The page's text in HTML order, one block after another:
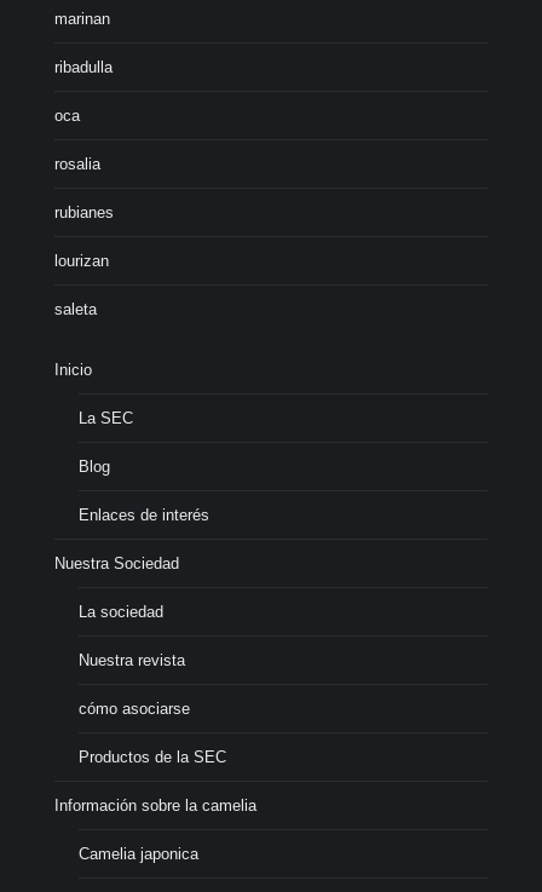
marinan
ribadulla
oca
rosalia
rubianes
lourizan
saleta
Inicio
La SEC
Blog
Enlaces de interés
Nuestra Sociedad
La sociedad
Nuestra revista
cómo asociarse
Productos de la SEC
Información sobre la camelia
Camelia japonica